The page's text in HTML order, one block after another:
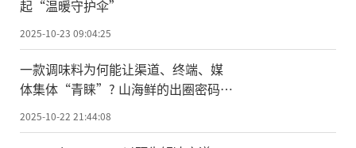
起“温暖守护伞”
2025-10-23 09:04:25
一款调味料为何能让渠道、终端、媒
体集体“青睐”? 山海鲜的出圈密码藏
2025-10-22 21:44:08